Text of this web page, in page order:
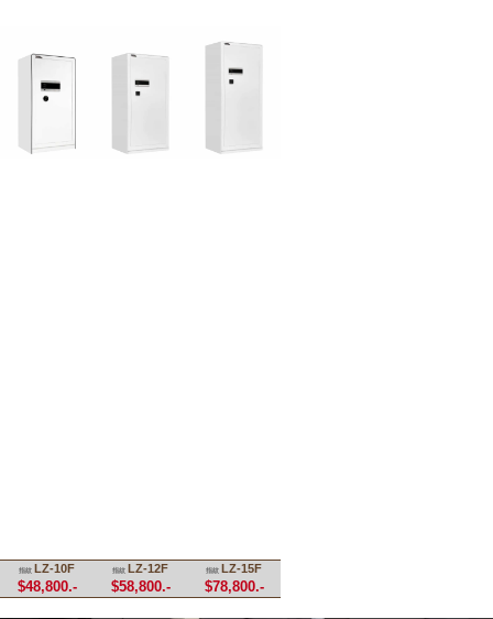
指紋 LZ-10F
$48,800.-
指紋 LZ-12F
$58,800.-
指紋 LZ-15F
$78,800.-